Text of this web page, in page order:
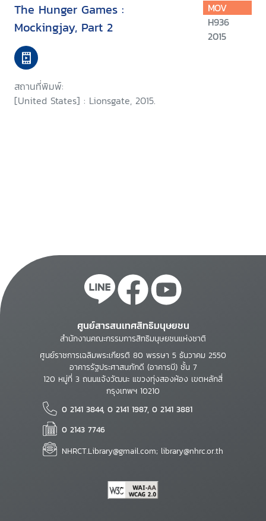
The Hunger Games :
Mockingjay, Part 2
สถานที่พิมพ์:
[United States] : Lionsgate, 2015.
MOV
H936
2015
ศูนย์สารสนเทศสิทธิมนุษยชน
สำนักงานคณะกรรมการสิทธิมนุษยชนแห่งชาติ
ศูนย์ราชการเฉลิมพระเกียรติ 80 พรรษา 5 ธันวาคม 2550
อาคารรัฐประศาสนภักดี (อาคารบี) ชั้น 7
120 หมู่ที่ 3 ถนนแจ้งวัฒนะ แขวงทุ่งสองห้อง เขตหลักสี่
กรุงเทพฯ 10210
0 2141 3844, 0 2141 1987, 0 2141 3881
0 2143 7746
NHRCT.Library@gmail.com; library@nhrc.or.th